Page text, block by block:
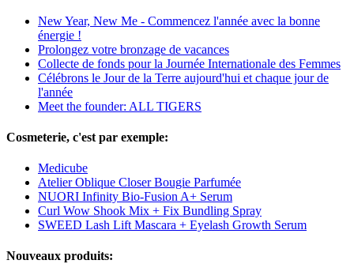
New Year, New Me - Commencez l'année avec la bonne
énergie !
Prolongez votre bronzage de vacances
Collecte de fonds pour la Journée Internationale des Femmes
Célébrons le Jour de la Terre aujourd'hui et chaque jour de
l'année
Meet the founder: ALL TIGERS
Cosmeterie, c'est par exemple:
Medicube
Atelier Oblique Closer Bougie Parfumée
NUORI Infinity Bio-Fusion A+ Serum
Curl Wow Shook Mix + Fix Bundling Spray
SWEED Lash Lift Mascara + Eyelash Growth Serum
Nouveaux produits: